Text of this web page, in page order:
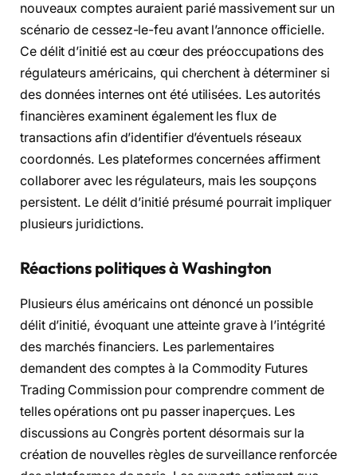
nouveaux comptes auraient parié massivement sur un
scénario de cessez-le-feu avant l’annonce officielle.
Ce délit d’initié est au cœur des préoccupations des
régulateurs américains, qui cherchent à déterminer si
des données internes ont été utilisées. Les autorités
financières examinent également les flux de
transactions afin d’identifier d’éventuels réseaux
coordonnés. Les plateformes concernées affirment
collaborer avec les régulateurs, mais les soupçons
persistent. Le délit d’initié présumé pourrait impliquer
plusieurs juridictions.
Réactions politiques à Washington
Plusieurs élus américains ont dénoncé un possible
délit d’initié, évoquant une atteinte grave à l’intégrité
des marchés financiers. Les parlementaires
demandent des comptes à la Commodity Futures
Trading Commission pour comprendre comment de
telles opérations ont pu passer inaperçues. Les
discussions au Congrès portent désormais sur la
création de nouvelles règles de surveillance renforcée